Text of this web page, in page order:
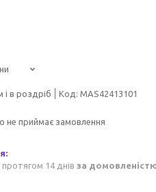
в роздріб Код: MAS42413101
не приймає замовлення
14 днів за